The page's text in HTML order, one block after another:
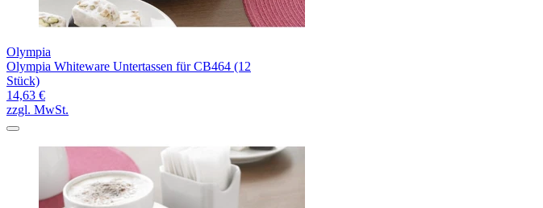
Olympia
Olympia Whiteware Untertassen für CB464 (12
Stück)
14,63 €
zzgl. MwSt.